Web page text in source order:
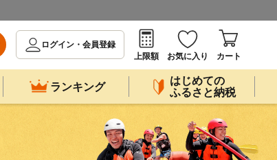
ログイン・会員登録
上限額
お気に入り カート
ランキング
はじめての
ふるさと納税